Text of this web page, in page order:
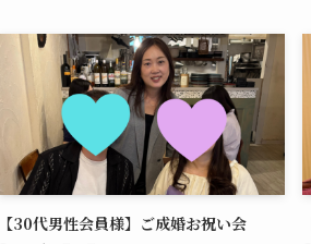
【30代男性会員様】ご成婚お祝い会